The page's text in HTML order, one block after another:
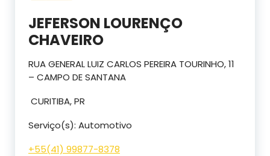
JEFERSON LOURENÇO
CHAVEIRO
RUA GENERAL LUIZ CARLOS PEREIRA TOURINHO, 11
– CAMPO DE SANTANA
CURITIBA, PR
Serviço(s): Automotivo
+55(41) 99877-8378